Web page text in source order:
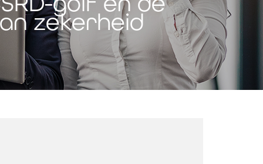
zekerheid